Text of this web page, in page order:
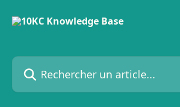
Rechercher un article...